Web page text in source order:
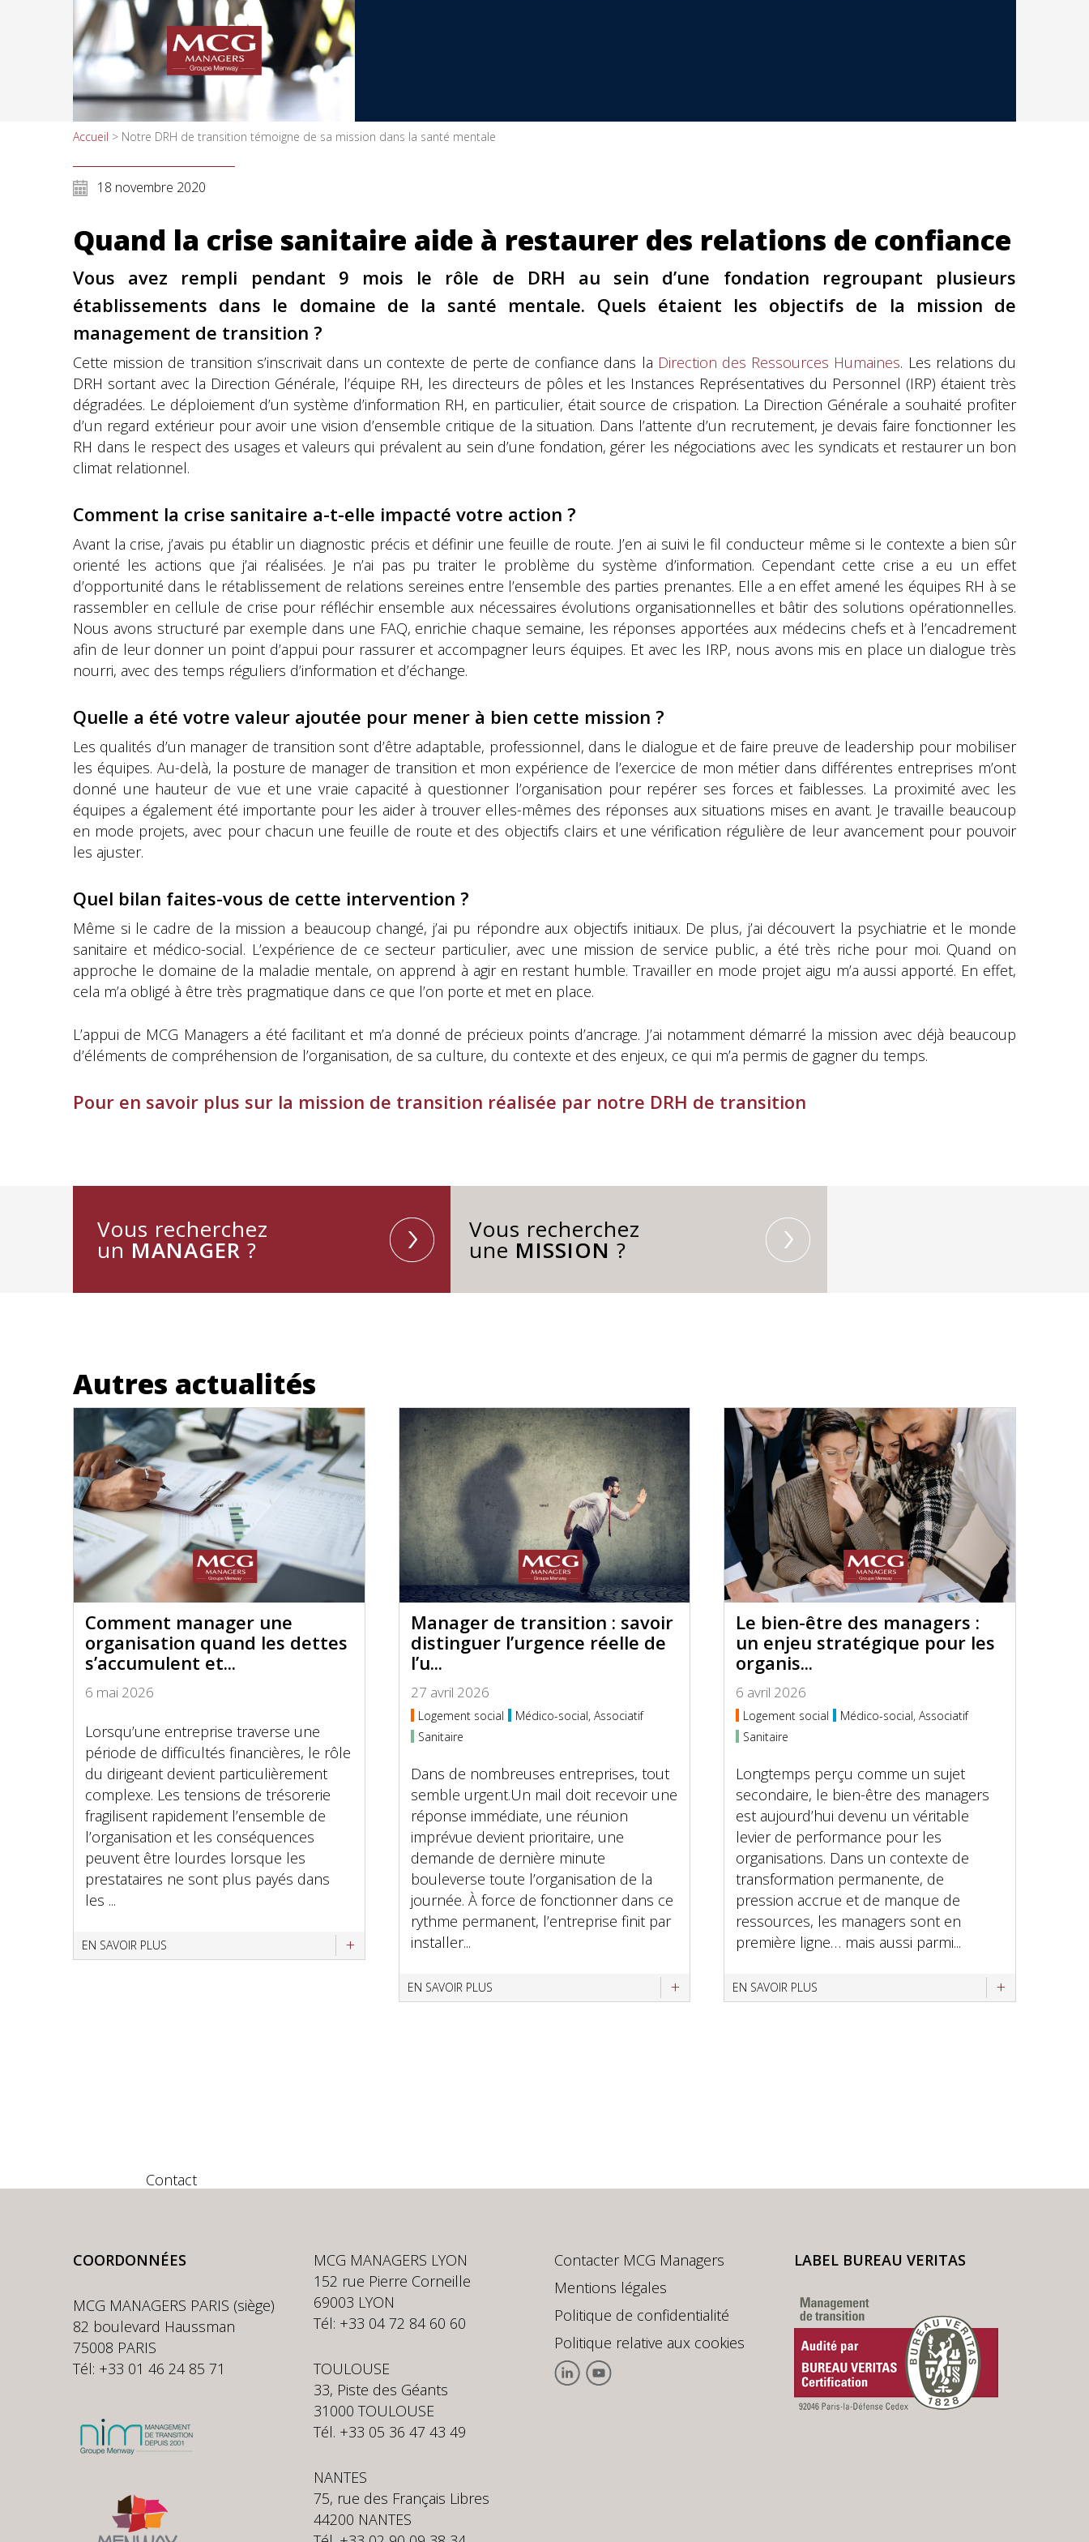
Accueil > Notre DRH de transition témoigne de sa mission dans la santé mentale
18 novembre 2020
Quand la crise sanitaire aide à restaurer des relations de confiance
Vous avez rempli pendant 9 mois le rôle de DRH au sein d’une fondation regroupant plusieurs
établissements dans le domaine de la santé mentale. Quels étaient les objectifs de la mission de
management de transition ?
Cette mission de transition s’inscrivait dans un contexte de perte de confiance dans la Direction des Ressources Humaines. Les relations du
DRH sortant avec la Direction Générale, l’équipe RH, les directeurs de pôles et les Instances Représentatives du Personnel (IRP) étaient très
dégradées. Le déploiement d’un système d’information RH, en particulier, était source de crispation. La Direction Générale a souhaité profiter
d’un regard extérieur pour avoir une vision d’ensemble critique de la situation. Dans l’attente d’un recrutement, je devais faire fonctionner les
RH dans le respect des usages et valeurs qui prévalent au sein d’une fondation, gérer les négociations avec les syndicats et restaurer un bon
climat relationnel.
Comment la crise sanitaire a-t-elle impacté votre action ?
Avant la crise, j’avais pu établir un diagnostic précis et définir une feuille de route. J’en ai suivi le fil conducteur même si le contexte a bien sûr
orienté les actions que j’ai réalisées. Je n’ai pas pu traiter le problème du système d’information. Cependant cette crise a eu un effet
d’opportunité dans le rétablissement de relations sereines entre l’ensemble des parties prenantes. Elle a en effet amené les équipes RH à se
rassembler en cellule de crise pour réfléchir ensemble aux nécessaires évolutions organisationnelles et bâtir des solutions opérationnelles.
Nous avons structuré par exemple dans une FAQ, enrichie chaque semaine, les réponses apportées aux médecins chefs et à l’encadrement
afin de leur donner un point d’appui pour rassurer et accompagner leurs équipes. Et avec les IRP, nous avons mis en place un dialogue très
nourri, avec des temps réguliers d’information et d’échange.
Quelle a été votre valeur ajoutée pour mener à bien cette mission ?
Les qualités d’un manager de transition sont d’être adaptable, professionnel, dans le dialogue et de faire preuve de leadership pour mobiliser
les équipes. Au-delà, la posture de manager de transition et mon expérience de l’exercice de mon métier dans différentes entreprises m’ont
donné une hauteur de vue et une vraie capacité à questionner l’organisation pour repérer ses forces et faiblesses. La proximité avec les
équipes a également été importante pour les aider à trouver elles-mêmes des réponses aux situations mises en avant. Je travaille beaucoup
en mode projets, avec pour chacun une feuille de route et des objectifs clairs et une vérification régulière de leur avancement pour pouvoir
les ajuster.
Quel bilan faites-vous de cette intervention ?
Même si le cadre de la mission a beaucoup changé, j’ai pu répondre aux objectifs initiaux. De plus, j’ai découvert la psychiatrie et le monde
sanitaire et médico-social. L’expérience de ce secteur particulier, avec une mission de service public, a été très riche pour moi. Quand on
approche le domaine de la maladie mentale, on apprend à agir en restant humble. Travailler en mode projet aigu m’a aussi apporté. En effet,
cela m’a obligé à être très pragmatique dans ce que l’on porte et met en place.
L’appui de MCG Managers a été facilitant et m’a donné de précieux points d’ancrage. J’ai notamment démarré la mission avec déjà beaucoup
d’éléments de compréhension de l’organisation, de sa culture, du contexte et des enjeux, ce qui m’a permis de gagner du temps.
Pour en savoir plus sur la mission de transition réalisée par notre DRH de transition
Vous recherchez
un MANAGER ?
Vous recherchez
une MISSION ?
Autres actualités
Comment manager une
organisation quand les dettes
s’accumulent et...
6 mai 2026
Lorsqu’une entreprise traverse une
période de difficultés financières, le rôle
du dirigeant devient particulièrement
complexe. Les tensions de trésorerie
fragilisent rapidement l’ensemble de
l’organisation et les conséquences
peuvent être lourdes lorsque les
prestataires ne sont plus payés dans
les ...
EN SAVOIR PLUS
Manager de transition : savoir
distinguer l’urgence réelle de
l’u...
27 avril 2026
Logement social
Médico-social, Associatif
Sanitaire
Dans de nombreuses entreprises, tout
semble urgent.Un mail doit recevoir une
réponse immédiate, une réunion
imprévue devient prioritaire, une
demande de dernière minute
bouleverse toute l’organisation de la
journée. À force de fonctionner dans ce
rythme permanent, l’entreprise finit par
installer...
EN SAVOIR PLUS
Le bien-être des managers :
un enjeu stratégique pour les
organis...
6 avril 2026
Logement social
Médico-social, Associatif
Sanitaire
Longtemps perçu comme un sujet
secondaire, le bien-être des managers
est aujourd’hui devenu un véritable
levier de performance pour les
organisations. Dans un contexte de
transformation permanente, de
pression accrue et de manque de
ressources, les managers sont en
première ligne… mais aussi parmi...
EN SAVOIR PLUS
Contact
COORDONNÉES
MCG MANAGERS PARIS (siège)
82 boulevard Haussman
75008 PARIS
Tél: +33 01 46 24 85 71
MCG MANAGERS LYON
152 rue Pierre Corneille
69003 LYON
Tél: +33 04 72 84 60 60
TOULOUSE
33, Piste des Géants
31000 TOULOUSE
Tél. +33 05 36 47 43 49
NANTES
75, rue des Français Libres
44200 NANTES
Contacter MCG Managers
Mentions légales
Politique de confidentialité
Politique relative aux cookies
LABEL BUREAU VERITAS